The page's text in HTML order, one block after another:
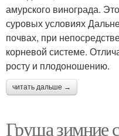
амурского винограда.
суровых условиях
почвах, при
корневой системе.
росту и плодоношению.
читать дальше →
Груша зимние